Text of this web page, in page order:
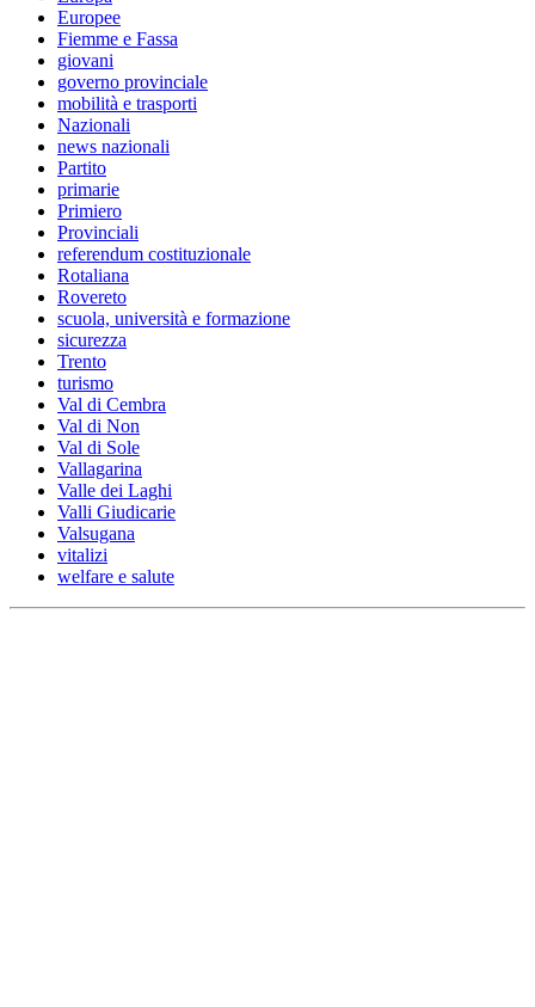
Europee
Fiemme e Fassa
giovani
governo provinciale
mobilità e trasporti
Nazionali
news nazionali
Partito
primarie
Primiero
Provinciali
referendum costituzionale
Rotaliana
Rovereto
scuola, università e formazione
sicurezza
Trento
turismo
Val di Cembra
Val di Non
Val di Sole
Vallagarina
Valle dei Laghi
Valli Giudicarie
Valsugana
vitalizi
welfare e salute